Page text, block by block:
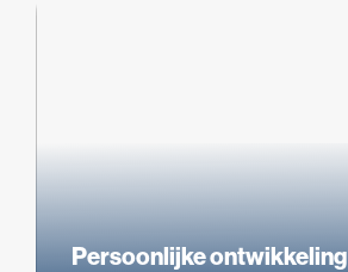
Persoonlijke ontwikkeling